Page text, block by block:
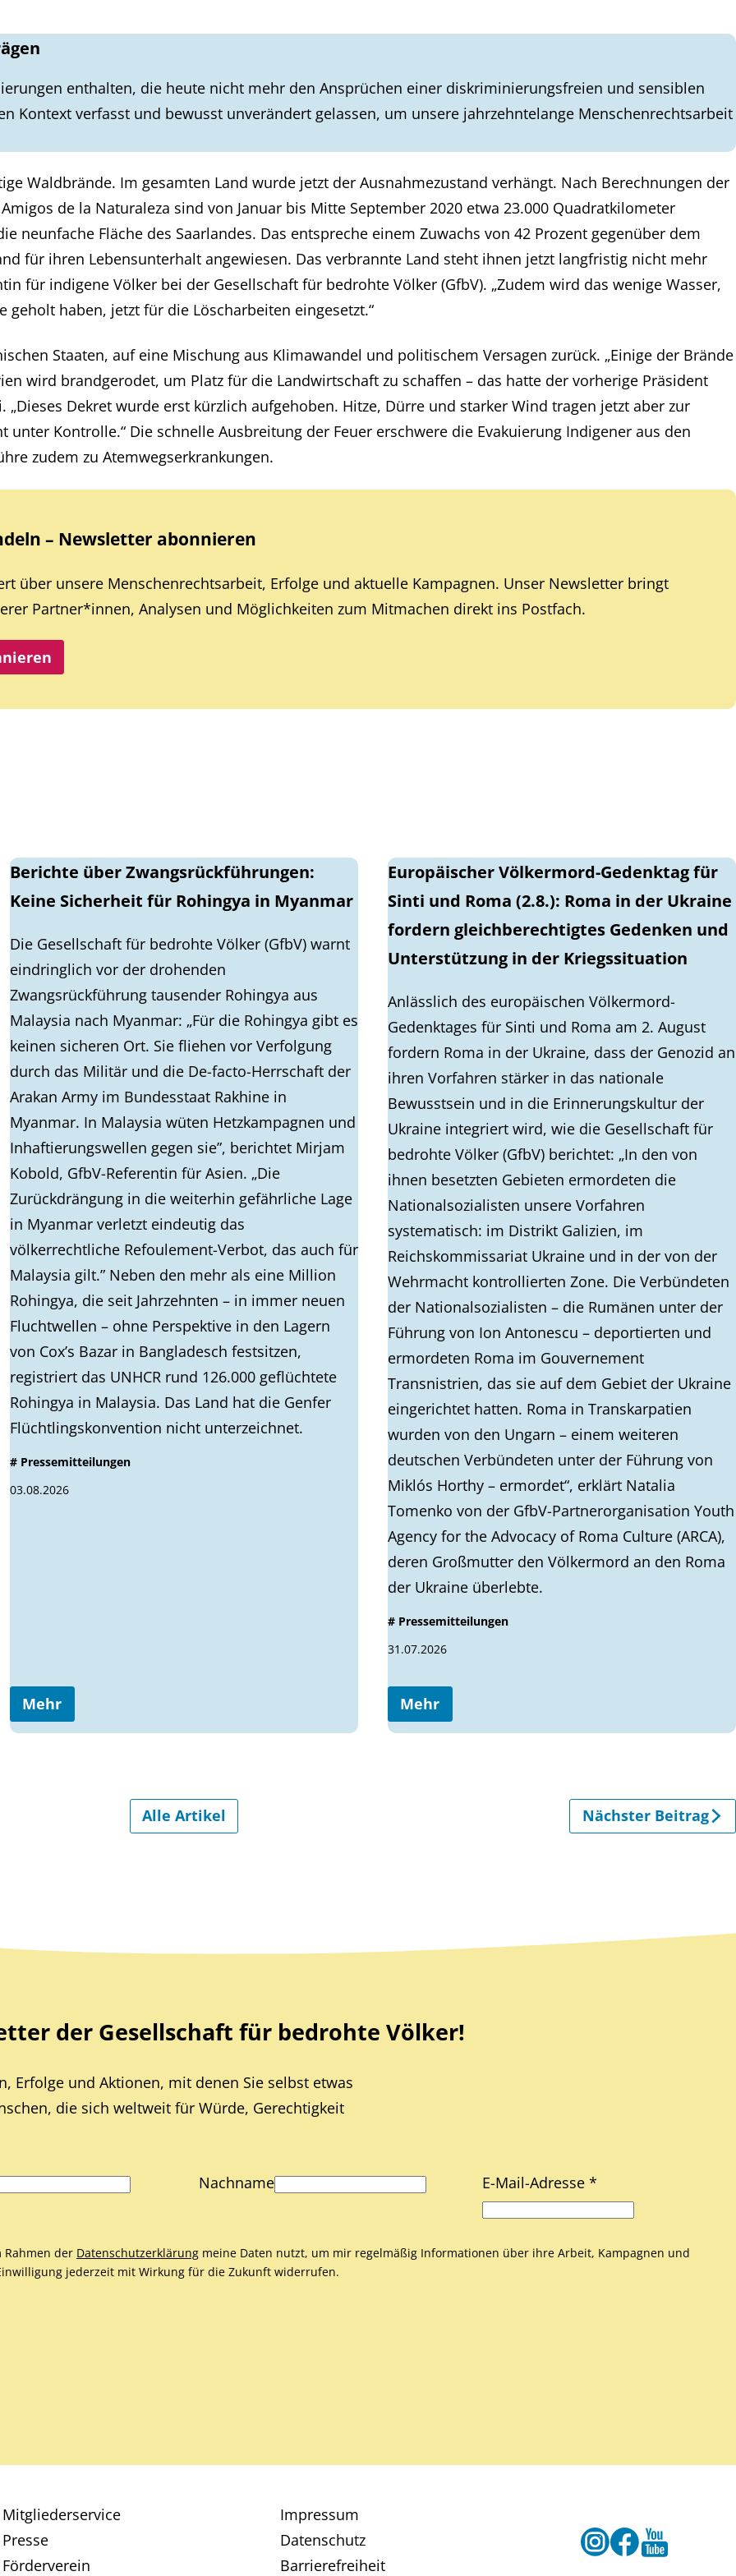
enthalten, die heute nicht mehr den Ansprüchen einer diskriminierungsfreien und sensiblen
Kontext verfasst und bewusst unverändert gelassen, um unsere jahrzehntelange Menschenrechtsarbeit
Waldbrände. Im gesamten Land wurde jetzt der Ausnahmezustand verhängt. Nach Berechnungen der
de la Naturaleza sind von Januar bis Mitte September 2020 etwa 23.000 Quadratkilometer
neunfache Fläche des Saarlandes. Das entspreche einem Zuwachs von 42 Prozent gegenüber dem
für ihren Lebensunterhalt angewiesen. Das verbrannte Land steht ihnen jetzt langfristig nicht mehr
für indigene Völker bei der Gesellschaft für bedrohte Völker (GfbV). „Zudem wird das wenige Wasser,
haben, jetzt für die Löscharbeiten eingesetzt.“
Staaten, auf eine Mischung aus Klimawandel und politischem Versagen zurück. „Einige der Brände
wird brandgerodet, um Platz für die Landwirtschaft zu schaffen – das hatte der vorherige Präsident
„Dieses Dekret wurde erst kürzlich aufgehoben. Hitze, Dürre und starker Wind tragen jetzt aber zur
Kontrolle.“ Die schnelle Ausbreitung der Feuer erschwere die Evakuierung Indigener aus den
zudem zu Atemwegserkrankungen.
– Newsletter abonnieren
über unsere Menschenrechtsarbeit, Erfolge und aktuelle Kampagnen. Unser Newsletter bringt
Partner*innen, Analysen und Möglichkeiten zum Mitmachen direkt ins Postfach.
Berichte über Zwangsrückführungen:
Keine Sicherheit für Rohingya in Myanmar
Die Gesellschaft für bedrohte Völker (GfbV) warnt
eindringlich vor der drohenden
Zwangsrückführung tausender Rohingya aus
Malaysia nach Myanmar: „Für die Rohingya gibt es
keinen sicheren Ort. Sie fliehen vor Verfolgung
durch das Militär und die De-facto-Herrschaft der
Arakan Army im Bundesstaat Rakhine in
Myanmar. In Malaysia wüten Hetzkampagnen und
Inhaftierungswellen gegen sie”, berichtet Mirjam
Kobold, GfbV-Referentin für Asien. „Die
Zurückdrängung in die weiterhin gefährliche Lage
in Myanmar verletzt eindeutig das
völkerrechtliche Refoulement-Verbot, das auch für
Malaysia gilt.” Neben den mehr als eine Million
Rohingya, die seit Jahrzehnten – in immer neuen
Fluchtwellen – ohne Perspektive in den Lagern
von Cox’s Bazar in Bangladesch festsitzen,
registriert das UNHCR rund 126.000 geflüchtete
Rohingya in Malaysia. Das Land hat die Genfer
Flüchtlingskonvention nicht unterzeichnet.
# Pressemitteilungen
03.08.2026
Mehr
Europäischer Völkermord-Gedenktag für
Sinti und Roma (2.8.): Roma in der Ukraine
fordern gleichberechtigtes Gedenken und
Unterstützung in der Kriegssituation
Anlässlich des europäischen Völkermord-
Gedenktages für Sinti und Roma am 2. August
fordern Roma in der Ukraine, dass der Genozid an
ihren Vorfahren stärker in das nationale
Bewusstsein und in die Erinnerungskultur der
Ukraine integriert wird, wie die Gesellschaft für
bedrohte Völker (GfbV) berichtet: „In den von
ihnen besetzten Gebieten ermordeten die
Nationalsozialisten unsere Vorfahren
systematisch: im Distrikt Galizien, im
Reichskommissariat Ukraine und in der von der
Wehrmacht kontrollierten Zone. Die Verbündeten
der Nationalsozialisten – die Rumänen unter der
Führung von Ion Antonescu – deportierten und
ermordeten Roma im Gouvernement
Transnistrien, das sie auf dem Gebiet der Ukraine
eingerichtet hatten. Roma in Transkarpatien
wurden von den Ungarn – einem weiteren
deutschen Verbündeten unter der Führung von
Miklós Horthy – ermordet“, erklärt Natalia
Tomenko von der GfbV-Partnerorganisation Youth
Agency for the Advocacy of Roma Culture (ARCA),
deren Großmutter den Völkermord an den Roma
der Ukraine überlebte.
# Pressemitteilungen
31.07.2026
Mehr
Alle Artikel Nächster Beitrag
der Gesellschaft für bedrohte Völker!
Erfolge und Aktionen, mit denen Sie selbst etwas
die sich weltweit für Würde, Gerechtigkeit
Nachname E-Mail-Adresse *
Rahmen der Datenschutzerklärung meine Daten nutzt, um mir regelmäßig Informationen über ihre Arbeit, Kampagnen und
jederzeit mit Wirkung für die Zukunft widerrufen.
Mitgliederservice
Presse
Förderverein
Impressum
Datenschutz
Barrierefreiheit
InstagramFacebook